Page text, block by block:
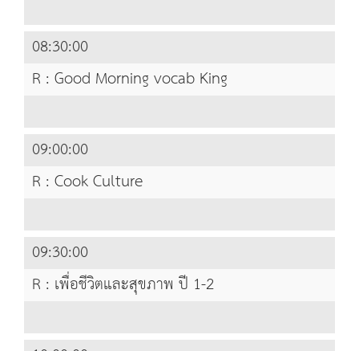
08:30:00
R : Good Morning vocab King
09:00:00
R : Cook Culture
09:30:00
R : เพื่อชีวิตและสุขภาพ ปี 1-2